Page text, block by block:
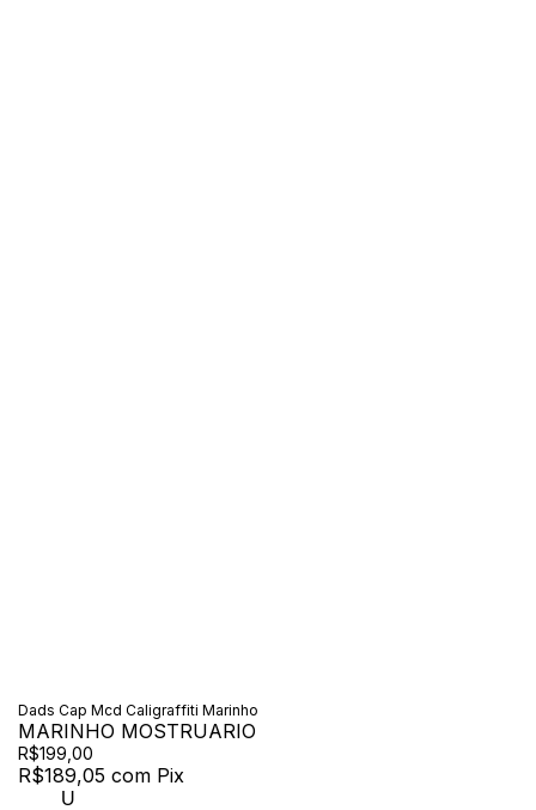
Dads Cap Mcd Caligraffiti Marinho
MARINHO MOSTRUARIO
R$199,00
R$189,05 com Pix
U